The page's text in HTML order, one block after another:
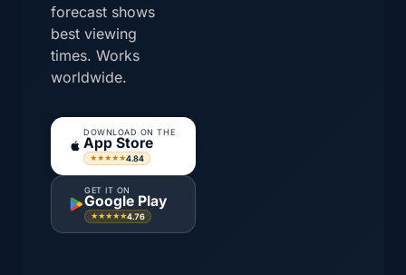
forecast shows
best viewing
times. Works
worldwide.
DOWNLOAD ON THE
App Store
★★★★★4.84
GET IT ON
Google Play
★★★★★4.76